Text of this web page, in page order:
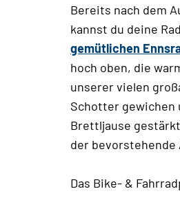
Bereits nach dem
kannst du deine
gemütlichen
hoch oben, die
unserer vielen
Schotter gewichen
Brettljause
der bevorstehende
Das Bike- &